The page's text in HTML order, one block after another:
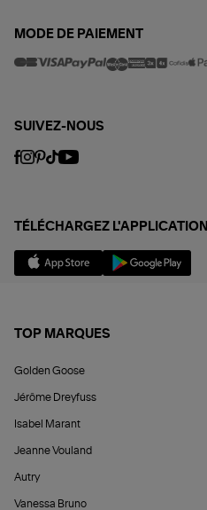
MODE DE PAIEMENT
SUIVEZ-NOUS
TÉLÉCHARGEZ L'APPLICATION
TOP MARQUES
Golden Goose
Jérôme Dreyfuss
Isabel Marant
Jeanne Vouland
Autry
Vanessa Bruno